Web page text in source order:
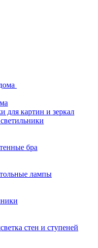
для картин и зеркал
бра
лампы
стен и ступеней